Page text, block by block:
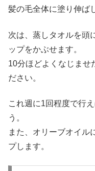
髪の毛全体に塗り伸ば
次は、蒸しタオルを頭
ップをかぶせます。
10分ほどよくなじませ
ださい。
これ週に1回程度で行
う。
また、オリーブオイル
プします。